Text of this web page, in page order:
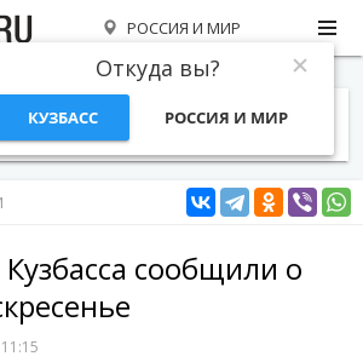
РОССИЯ И МИР
Откуда вы?
КУЗБАСС РОССИЯ И МИР
СТАТЬИ ТЕМЫ ФОТО
сообщили о